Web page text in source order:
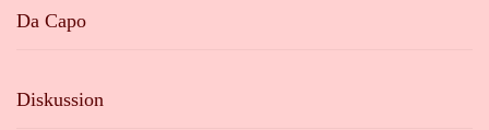
Da Capo
Diskussion